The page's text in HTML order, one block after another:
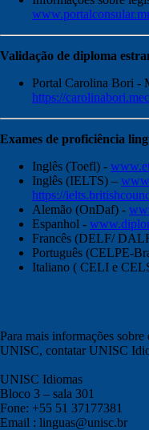
Validação de diploma
Portal Carolina Bori -
https://
Exames de proficiência
Inglês (Toefl) -
Inglês (IELTS) –
https://
Alemão (OnDaf) -
Espanhol -
Francês (DELF/
Português (CELPE-
Italiano ( CELI e
Para mais informações
UNISC, contatar UNISC
UNISC Idiomas
Bloco 3 – sala 301
Fone: +55 51 37177381
Email : linguas@unisc.br